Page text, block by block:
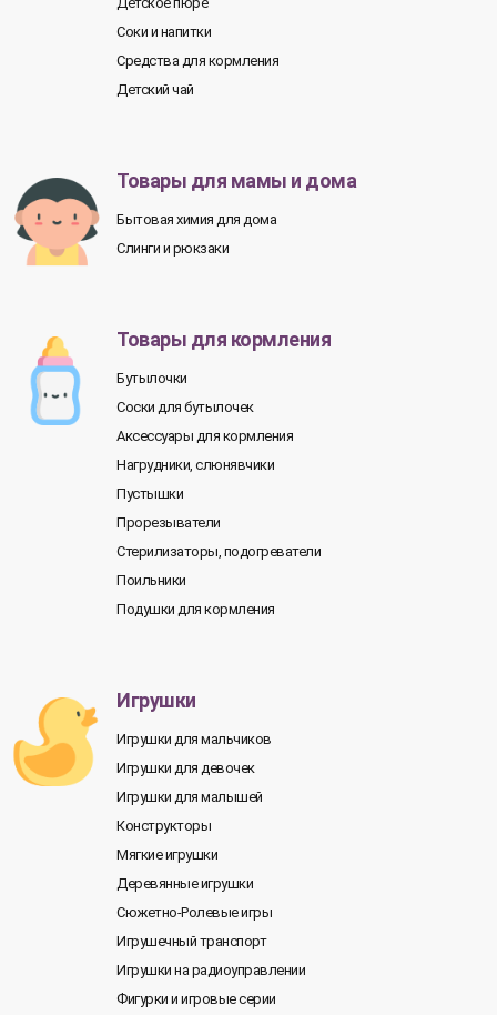
Соки и напитки
Средства для кормления
Детский чай
Товары для мамы и дома
Бытовая химия для дома
Слинги и рюкзаки
Товары для кормления
Бутылочки
Соски для бутылочек
Аксессуары для кормления
Нагрудники, слюнявчики
Пустышки
Прорезыватели
Стерилизаторы, подогреватели
Поильники
Подушки для кормления
Игрушки
Игрушки для мальчиков
Игрушки для девочек
Игрушки для малышей
Конструкторы
Мягкие игрушки
Деревянные игрушки
Сюжетно-Ролевые игры
Игрушечный транспорт
Игрушки на радиоуправлении
Фигурки и игровые серии